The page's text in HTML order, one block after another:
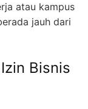
atau kampus
jauh dari
Bisnis